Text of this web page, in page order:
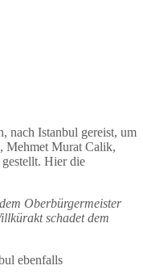
nach Istanbul gereist, um
Mehmet Murat Calik,
gestellt. Hier die
Oberbürgermeister
schadet dem
ebenfalls